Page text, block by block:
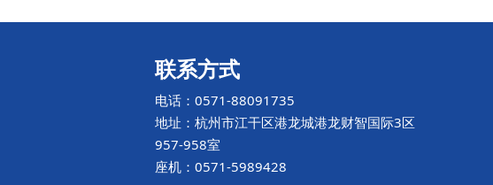
联系方式
电话：0571-88091735
地址：杭州市江干区港龙城港龙财智国际3区
957-958室
座机：0571-5989428